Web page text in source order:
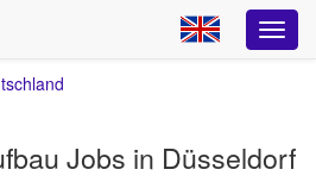
Jobs in Düsseldorf